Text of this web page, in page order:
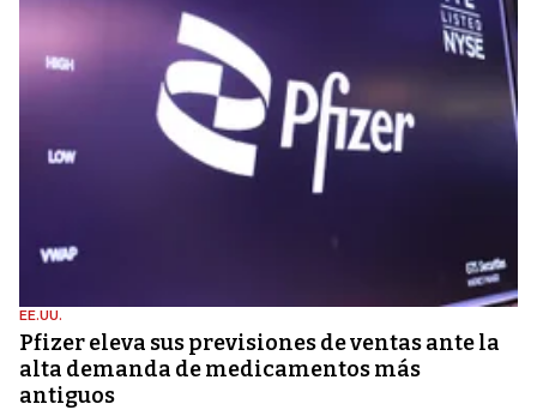
EE.UU.
Pfizer eleva sus previsiones de ventas ante la
alta demanda de medicamentos más
antiguos